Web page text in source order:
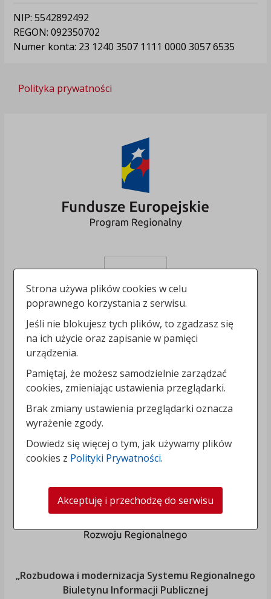
NIP: 5542892492
REGON: 092350702
Numer konta: 23 1240 3507 1111 0000 3057 6535
Polityka prywatności
„Rozbudowa i modernizacja Systemu Regionalnego
Biuletynu Informacji Publicznej
Strona używa plików cookies w celu
poprawnego korzystania z serwisu.
Jeśli nie blokujesz tych plików, to zgadzasz się
na ich użycie oraz zapisanie w pamięci
urządzenia.
Pamiętaj, że możesz samodzielnie zarządzać
cookies, zmieniając ustawienia przeglądarki.
Brak zmiany ustawienia przeglądarki oznacza
wyrażenie zgody.
Dowiedz się więcej o tym, jak używamy plików
cookies z Polityki Prywatności.
Akceptuję i przechodzę do serwisu